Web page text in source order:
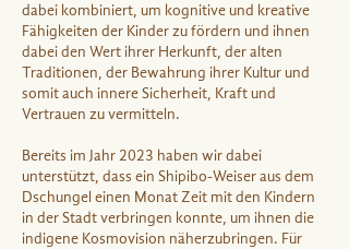
dabei kombiniert, um kognitive und kreative
Fähigkeiten der Kinder zu fördern und ihnen
dabei den Wert ihrer Herkunft, der alten
Traditionen, der Bewahrung ihrer Kultur und
somit auch innere Sicherheit, Kraft und
Vertrauen zu vermitteln.
Bereits im Jahr 2023 haben wir dabei
unterstützt, dass ein Shipibo-Weiser aus dem
Dschungel einen Monat Zeit mit den Kindern
in der Stadt verbringen konnte, um ihnen die
indigene Kosmovision näherzubringen. Für